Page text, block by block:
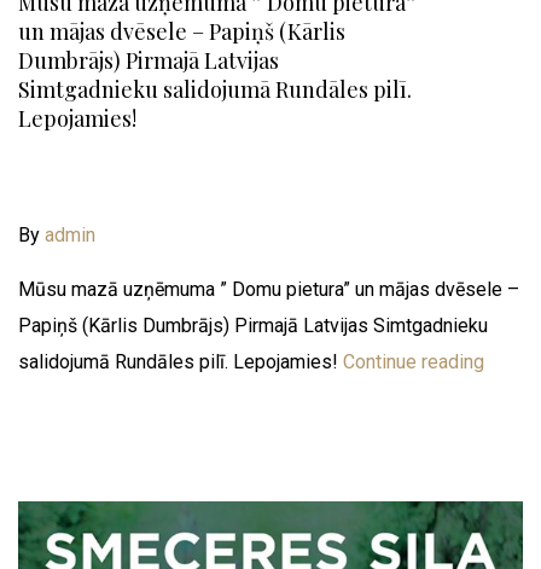
un mājas dvēsele – Papiņš (Kārlis
Dumbrājs) Pirmajā Latvijas
Simtgadnieku salidojumā Rundāles pilī.
Lepojamies!
By admin
Mūsu mazā uzņēmuma ” Domu pietura” un mājas dvēsele –
Papiņš (Kārlis Dumbrājs) Pirmajā Latvijas Simtgadnieku
salidojumā Rundāles pilī. Lepojamies! Continue reading